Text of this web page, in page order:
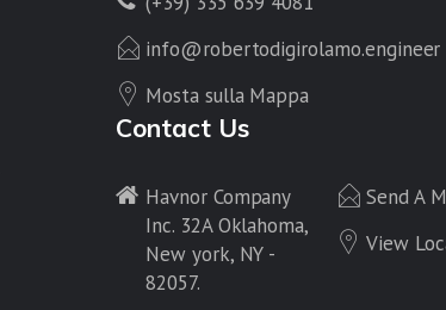
info@robertodigirolamo.engineer
Mosta sulla Mappa
Contact Us
Havnor Company
Inc. 32A Oklahoma,
New york, NY -
82057.
Send A
View